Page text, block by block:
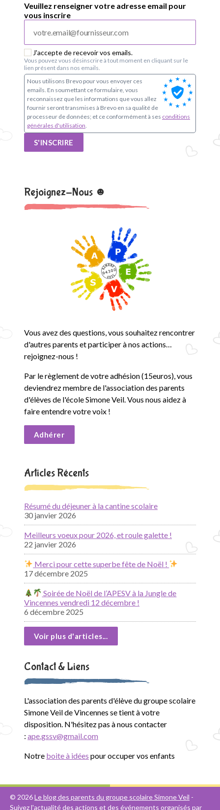
Veuillez renseigner votre adresse email pour
vous inscrire
J'accepte de recevoir vos emails.
Vous pouvez vous désinscrire à tout moment en cliquant sur le
lien présent dans nos emails.
Nous utilisons Brevo pour vous envoyer ces
emails. En soumettant ce formulaire, vous
reconnaissez que les informations que vous allez
fournir seront transmises à Brevo en sa qualité de
processeur de données; et ce conformément à ses conditions
générales d'utilisation
S'INSCRIRE
Rejoignez-Nous ☻
Vous avez des questions, vous souhaitez rencontrer
d'autres parents et participer à nos actions…
rejoignez-nous !
Par le règlement de votre adhésion (15euros), vous
deviendrez membre de l'association des parents
d'élèves de l'école Simone Veil. Vous nous aidez à
faire entendre votre voix !
Adhérer
Articles Récents
Résumé du déjeuner à la cantine scolaire
30 janvier 2026
Meilleurs voeux pour 2026, et roule galette !
22 janvier 2026
Merci pour cette superbe fête de Noël !
17 décembre 2025
Soirée de Noël de l’APESV à la Jungle de
Vincennes vendredi 12 décembre !
6 décembre 2025
Voir plus d'articles...
Contact & Liens
L'association des parents d'élève du groupe scolaire
Simone Veil de Vincennes se tient à votre
disposition. N'hésitez pas à nous contacter
: ape.gssv@gmail.com
Notre boite à idées pour occuper vos enfants
© 2026Le blog des parents du groupe scolaire Simone Veil -
Suivez l'actualité des actions et des événements organisés par